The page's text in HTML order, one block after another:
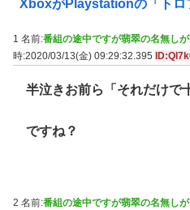
XboxがPlaystationの「トロ
1 名前:番組の途中ですが翡翠の名無し
時:2020/03/13(金) 09:29:32.395
半泣きお前ら「それだけで
ですね？
2 名前:番組の途中ですが翡翠の名無し